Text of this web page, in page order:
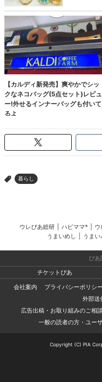
> 暮らし
ウレぴあ総研 ハピママ*
うまいめし
うまい
ぴあ
チケットぴあ
会社案内
プライバシーポリシー
外部送
広告出稿・お取り組みのご相
一般の読者の方・ユー
Copyright (C) PIA